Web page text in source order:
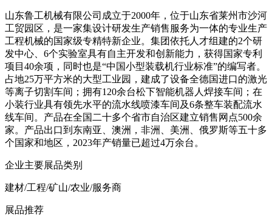
山东鲁工机械有限公司成立于2000年，位于山东省莱州市沙河
工贸园区，是一家集设计研发生产销售服务为一体的专业生产
工程机械的国家级专精特新企业。集团依托人才组建的2个研
发中心、6个实验室具有自主开发和创新能力，获得国家专利
项目40余项，同时也是“中国小型装载机行业标准”的编写者。
占地25万平方米的大型工业园，建成了设备全德国进口的激光
等离子切割车间；拥有120余台松下智能机器人焊接车间；在
小装行业具有领先水平的流水线喷漆车间及6条整车装配流水
线车间。产品在全国二十多个省市自治区建立销售网点500余
家。产品出口到东南亚、澳洲，非洲、美洲、俄罗斯等五十多
个国家和地区，2023年产销量已超过4万余台。
企业主要展品类别
建材/工程/矿山/农业/服务商
展品推荐